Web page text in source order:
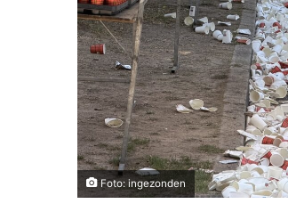
Foto: ingezonden